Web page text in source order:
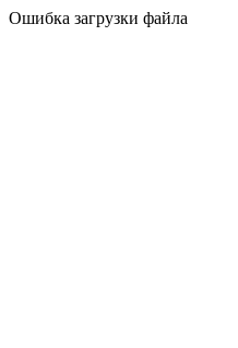
Ошибка загрузки файла